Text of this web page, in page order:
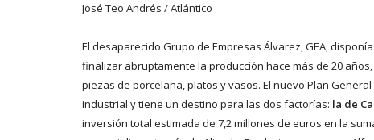
José Teo Andrés / Atlántico
El desaparecido Grupo de Empresas Álvarez, GEA,
finalizar abruptamente la producción hace más de 20
piezas de porcelana, platos y vasos. El nuevo Plan
industrial y tiene un destino para las dos factorías: la de
inversión total estimada de 7,2 millones de euros en la